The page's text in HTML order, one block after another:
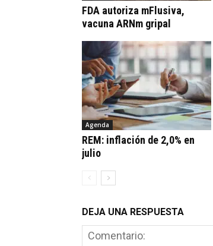
FDA autoriza mFlusiva,
vacuna ARNm gripal
Agenda
REM: inflación de 2,0% en
julio
DEJA UNA RESPUESTA